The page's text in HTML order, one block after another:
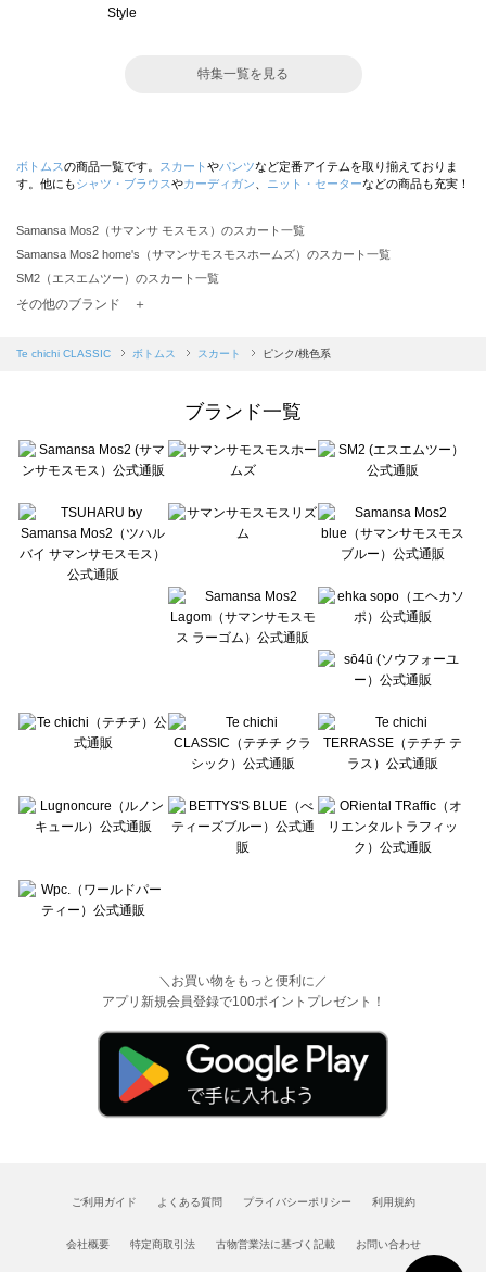
特集一覧を見る
ボトムスの商品一覧です。 スカート やパンツなど定番アイテムを取り揃えておりま
す。他にもシャツ・ブラウスやカーディガン ニット・セーターなどの商品も充実！
Samansa Mos2（サマンサ モスモス）のスカート一覧
Samansa Mos2 home's（サマンサモスモスホームズ）のスカート一覧
SM2（エスエムツー）のスカート一覧
TSUHARU by Samansa Mos2（ツハルバイサマンサモスモス）のスカート一覧
Samansa Mos2 blue（サマンサモスモス ブルー）のスカート一覧
sō4ū（ソウフォーユー）のスカート一覧
Te chichi（テチチ）のスカート一覧
Te chichi CLASSIC（テチチ クラシック）のスカート一覧
Lugnoncure（ルノンキュール）のスカート一覧
BETTY'S BLUE（べティーズブルー）のスカート一覧
Wpc.（ワールドパーティー）のスカート一覧
その他のブランド ＋
Te chichi CLASSIC ボトムス スカート ピンク/桃色系
ブランド一覧
＼お買い物をもっと便利に／
アプリ新規会員登録で100ポイントプレゼント！
ご利用ガイド よくある質問 プライバシーポリシー 利用規約
会社概要 特定商取引法 古物営業法に基づく記載 お問い合わせ